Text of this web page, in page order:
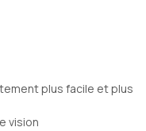
plus facile et plus
vision